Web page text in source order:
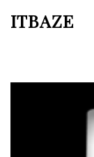
ITBAZE